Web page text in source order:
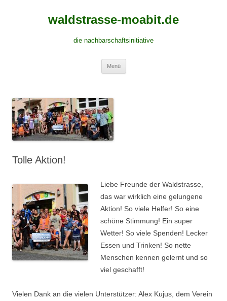
waldstrasse-moabit.de
die nachbarschaftsinitiative
Menü
Tolle Aktion!
Liebe Freunde der Waldstrasse,
das war wirklich eine gelungene
Aktion! So viele Helfer! So eine
schöne Stimmung! Ein super
Wetter! So viele Spenden! Lecker
Essen und Trinken! So nette
Menschen kennen gelernt und so
viel geschafft!
Vielen Dank an die vielen Unterstützer: Alex Kujus, dem Verein